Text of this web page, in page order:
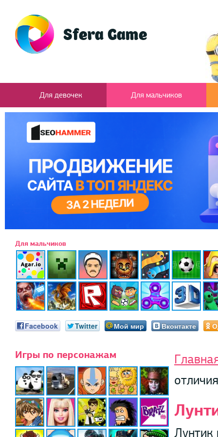
Для девочек Для мальчиков
Для мальчиков
Facebook Twitter Мой мир Вконтакте
Игры по персонажам
отличия
Лунтик